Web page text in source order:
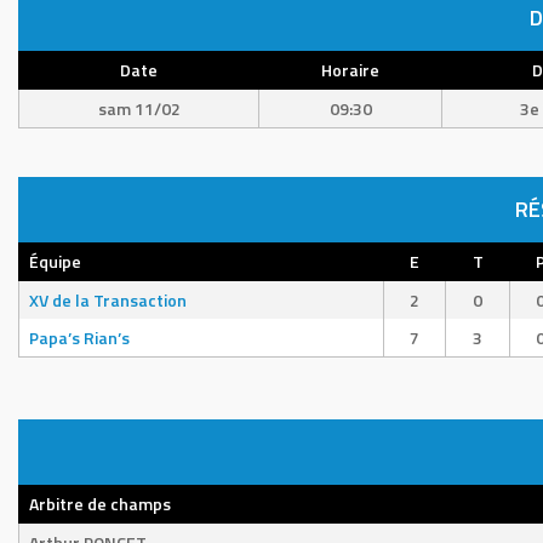
Date Horaire
sam 11/02
09:30 3e
Équipe E T
XV de la Transaction
2 0
Papa’s Rian’s
7 3
Arbitre de champs